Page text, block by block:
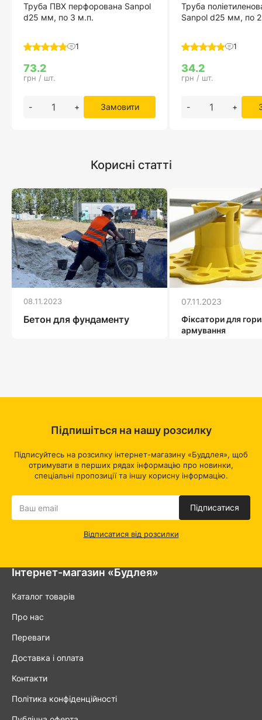
Труба ПВХ перфорована Sanpol
d25 мм, по 3 м.п.
1
73.2
грн / шт.
- + Замовити
Труба
Sanpol d25 мм, по
1
34.2
грн / шт.
- +
Корисні статті
08.11.2023
Бетон для фундаменту
07.11.2023
Фіксатори для
армування
Інтернет-магазин «Будлея»
Каталог товарів
Про нас
Переваги
Доставка і оплата
Контакти
Політика конфіденційності
Підпишіться на нашу розсилку
Підписуйтесь на розсилку інтернет-магазину «Буддлея», щоб
отримувати в перших рядах інформацію про новинки,
спеціальні пропозиції та іншу корисну інформацію.
Підписатися
Відписатися від розсилки